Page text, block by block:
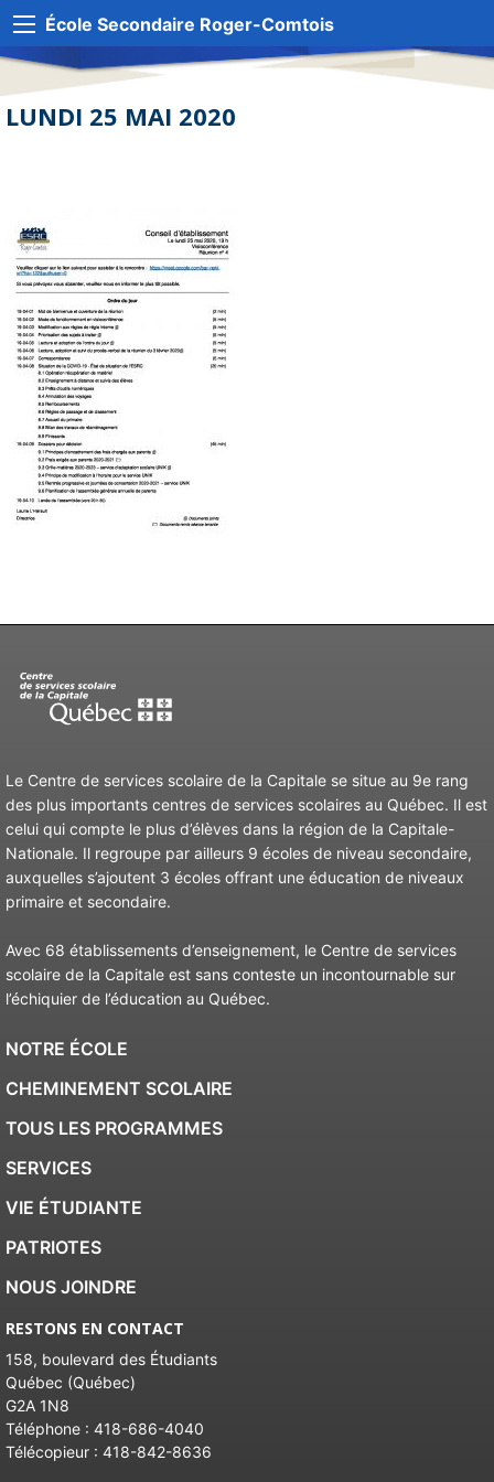
École Secondaire Roger-Comtois
LUNDI 25 MAI 2020
Le Centre de services scolaire de la Capitale se situe au 9e rang
des plus importants centres de services scolaires au Québec. Il est
celui qui compte le plus d’élèves dans la région de la Capitale-
Nationale. Il regroupe par ailleurs 9 écoles de niveau secondaire,
auxquelles s’ajoutent 3 écoles offrant une éducation de niveaux
primaire et secondaire.
Avec 68 établissements d’enseignement, le Centre de services
scolaire de la Capitale est sans conteste un incontournable sur
l’échiquier de l’éducation au Québec.
NOTRE ÉCOLE
CHEMINEMENT SCOLAIRE
TOUS LES PROGRAMMES
SERVICES
VIE ÉTUDIANTE
PATRIOTES
NOUS JOINDRE
RESTONS EN CONTACT
158, boulevard des Étudiants
Québec (Québec)
G2A 1N8
Téléphone : 418-686-4040
Télécopieur : 418-842-8636